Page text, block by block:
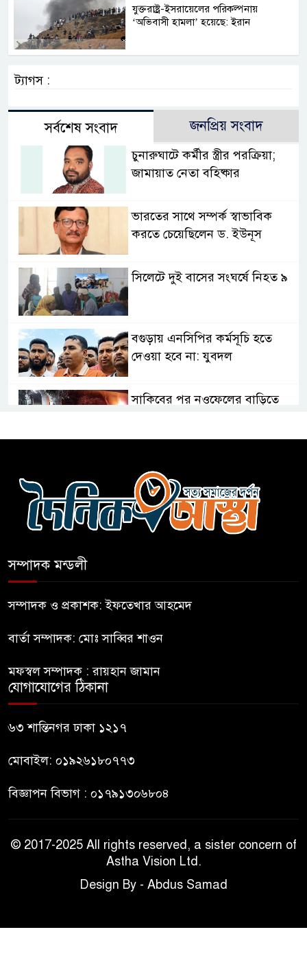
যুক্তরাষ্ট্র-ইসরায়েলের পরিকল্পনায়
‘অভিবাসী হামলা’ হয়েছে: ইরান
ট্যাগস :
সর্বশেষ সংবাদ জনপ্রিয় সংবাদ
চুনারুঘাটে কর্মীর স্ত্রীর পরক্রিয়া;
জামায়াত নেতা বহিষ্কার
ভারতের সাথে সম্পর্ক স্বাভাবিক
করতে চেয়েছিলেন ড. ইউনূস
সিলেটে দুই বাসের সংঘর্ষে নিহত ৯
বগুড়ায় এনসিপির কর্মসূচি হতে
দেওয়া হবে না: যুবদল
সাকিবের পর নওফেলের বাড়িতে
আহত-১০
বন্যায় পাটগ্রামে সড়ক ভেঙে
চালাচ্ছেন তারেক: কাদের সিদ্দিকী
জুলাই জাদুঘরে টিকিট জালিয়াতি!
সম্পাদক মন্ডলী
সম্পাদক ও প্রকাশক: ইফতেখার আহমেদ
বার্তা সম্পাদক: মোঃ সাব্বির শাওন
মফস্বল সম্পাদক : রায়হান জামান
যোগাযোগের ঠিকানা
৬৩ শান্তিনগর ঢাকা ১২১৭
মোবাইল: ০১৯২৬১৮০৭৭৩
বিজ্ঞাপন বিভাগ : ০১৭৯১৩০৬৮০৪
© 2017-2025 All rights reserved, a sister concern of
Astha Vision Ltd.
Design By - Abdus Samad